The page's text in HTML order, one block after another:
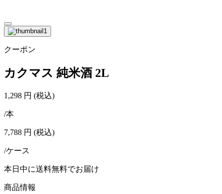
クーポン
カクマス 純米酒 2L
1,298 円 (税込)
/本
7,788 円 (税込)
/ケース
本日中に送料無料でお届け
商品情報